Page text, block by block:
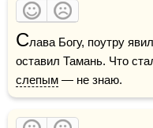
Слава Богу, поутру
слепым — не знаю.